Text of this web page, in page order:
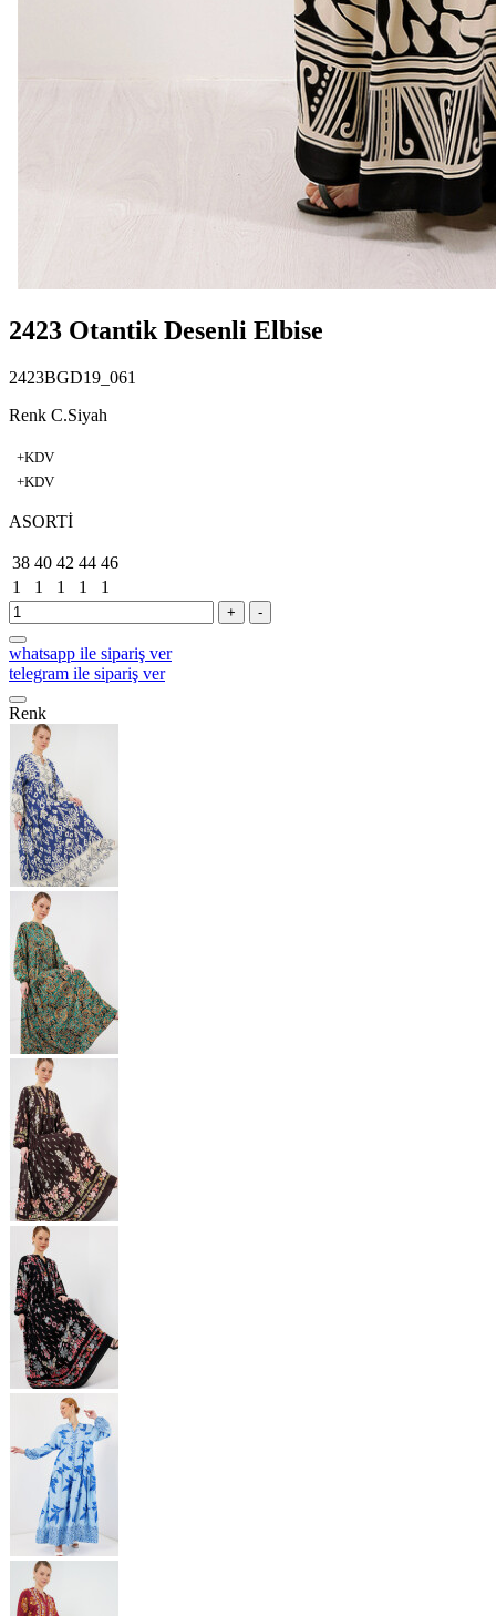
2423 Otantik Desenli Elbise
2423BGD19_061
Renk C.Siyah
+KDV
+KDV
ASORTİ
38 40 42 44 46
1
1 1 1 1
+ -
whatsapp ile sipariş ver
telegram ile sipariş ver
Renk